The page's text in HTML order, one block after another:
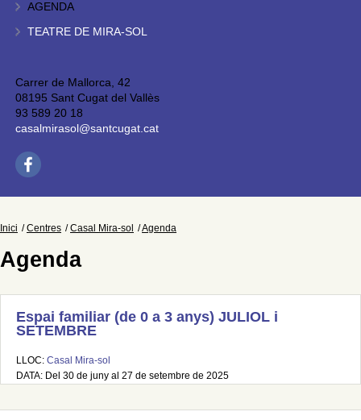
AGENDA
TEATRE DE MIRA-SOL
Carrer de Mallorca, 42
08195 Sant Cugat del Vallès
93 589 20 18
casalmirasol@santcugat.cat
Inici Centres Casal Mira-sol Agenda
Agenda
Espai familiar (de 0 a 3 anys) JULIOL i
SETEMBRE
LLOC: Casal Mira-sol
DATA: Del 30 de juny al 27 de setembre de 2025